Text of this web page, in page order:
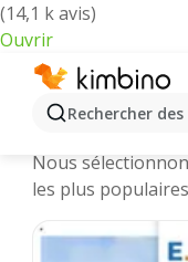
(14,1 k avis)
Ouvrir
Rechercher
Le Mans ||
Nous
les plus